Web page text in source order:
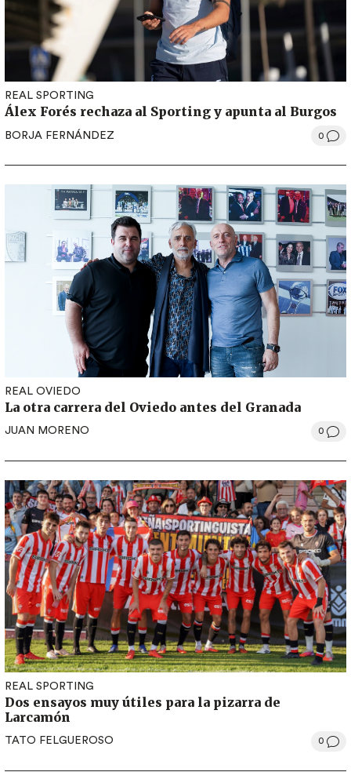
REAL SPORTING
Álex Forés rechaza al Sporting y apunta al Burgos
BORJA FERNÁNDEZ 0
REAL OVIEDO
La otra carrera del Oviedo antes del Granada
JUAN MORENO 0
REAL SPORTING
Dos ensayos muy útiles para la pizarra de
Larcamón
TATO FELGUEROSO 0